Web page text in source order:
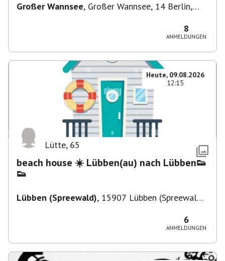
Großer Wannsee, Großer Wannsee, 14 Berlin,
8
ANMELDUNGEN
Heute, 09.08.2026
12:15
Lütte, 65
beach house ☀️ Lübben(au) nach Lübben👟
👟
Lübben (Spreewald), 15907 Lübben (Spreewald),
6
ANMELDUNGEN